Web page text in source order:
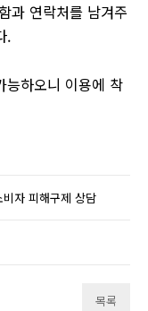
과 연락처를 남겨주
.
능하오니 이용에 착
자 피해구제 상담
목록